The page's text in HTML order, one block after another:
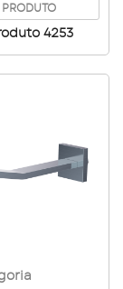
PRODUTO
4253